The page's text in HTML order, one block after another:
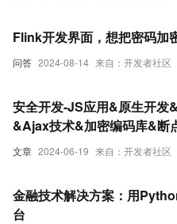
问答 2024-08-14 来自：开发者社区
Flink开发界面，想把密码加
文章 2024-06-19 来自：开发者社区
安全开发-JS应用&原生开发
&Ajax技术&加密编码库&断
分析&元素属性操作
金融技术解决方案：用
台